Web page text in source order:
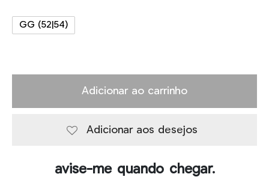
GG (52|54)
Adicionar ao carrinho
Adicionar aos desejos
avise-me quando chegar.